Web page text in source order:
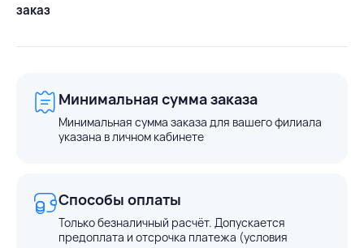
заказ
Минимальная сумма заказа
Минимальная сумма заказа для вашего филиала
указана в личном кабинете
Способы оплаты
Только безналичный расчёт. Допускается
предоплата и отсрочка платежа (условия